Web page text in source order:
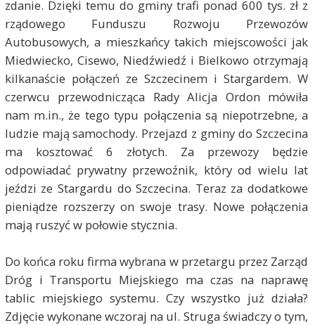
zdanie. Dzięki temu do gminy trafi ponad 600 tys. zł z
rządowego Funduszu Rozwoju Przewozów
Autobusowych, a mieszkańcy takich miejscowości jak
Miedwiecko, Cisewo, Niedźwiedź i Bielkowo otrzymają
kilkanaście połączeń ze Szczecinem i Stargardem. W
czerwcu przewodnicząca Rady Alicja Ordon mówiła
nam m.in., że tego typu połączenia są niepotrzebne, a
ludzie mają samochody. Przejazd z gminy do Szczecina
ma kosztować 6 złotych. Za przewozy będzie
odpowiadać prywatny przewoźnik, który od wielu lat
jeździ ze Stargardu do Szczecina. Teraz za dodatkowe
pieniądze rozszerzy on swoje trasy. Nowe połączenia
mają ruszyć w połowie stycznia.
Do końca roku firma wybrana w przetargu przez Zarząd
Dróg i Transportu Miejskiego ma czas na naprawę
tablic miejskiego systemu. Czy wszystko już działa?
Zdjęcie wykonane wczoraj na ul. Struga świadczy o tym,